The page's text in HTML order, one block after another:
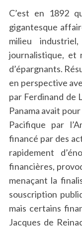
C’est en 1892
gigantesque
milieu
journalistique, et
d’épargnants.
en perspective
par Ferdinand de
Panama avait
Pacifique par
financé par des
rapidement
financières,
menaçant la
souscription
mais certains
Jacques de